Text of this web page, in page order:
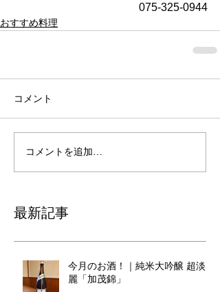
075-325-0944
おすすめ料理
コメント
コメントを追加…
最新記事
今月のお酒！｜純米大吟醸 超淡
麗「加茂錦」